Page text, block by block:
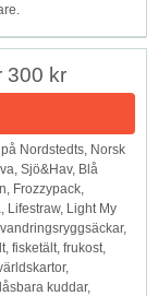
300 kr
Nordstedts, Norsk
Sjö&Hav, Blå
Frozzypack,
Lifestraw, Light My
fisketält, frukost,
kuddar,